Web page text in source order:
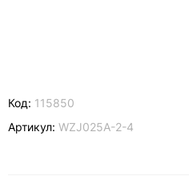
Код: 115850
Артикул: WZJ025A-2-4